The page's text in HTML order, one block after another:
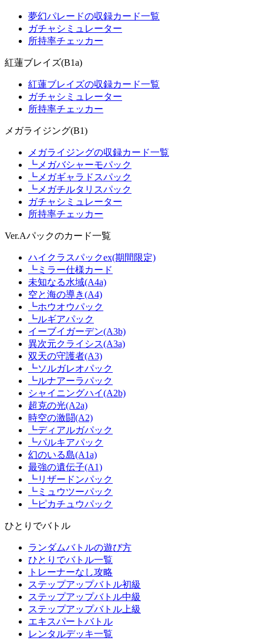
夢幻パレードの収録カード一覧
ガチャシミュレーター
所持率チェッカー
紅蓮ブレイズ(B1a)
紅蓮ブレイズの収録カード一覧
ガチャシミュレーター
所持率チェッカー
メガライジング(B1)
メガライジングの収録カード一覧
┗メガバシャーモパック
┗メガギャラドスパック
┗メガチルタリスパック
ガチャシミュレーター
所持率チェッカー
Ver.Aパックのカード一覧
ハイクラスパックex(期間限定)
┗ミラー仕様カード
未知なる水域(A4a)
空と海の導き(A4)
┗ホウオウパック
┗ルギアパック
イーブイガーデン(A3b)
異次元クライシス(A3a)
双天の守護者(A3)
┗ソルガレオパック
┗ルナアーラパック
シャイニングハイ(A2b)
超克の光(A2a)
時空の激闘(A2)
┗ディアルガパック
┗パルキアパック
幻のいる島(A1a)
最強の遺伝子(A1)
┗リザードンパック
┗ミュウツーパック
┗ピカチュウパック
ひとりでバトル
ランダムバトルの遊び方
ひとりでバトル一覧
トレーナーなし攻略
ステップアップバトル初級
ステップアップバトル中級
ステップアップバトル上級
エキスパートバトル
レンタルデッキ一覧